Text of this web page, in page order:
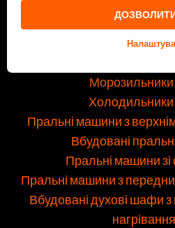
Вбудовані печі -
Індукційні варильні
Морозильники
Холодильники
Пральні машини з
Вбудовані
Пральні машини
Пральні машини з
Вбудовані духові шафи